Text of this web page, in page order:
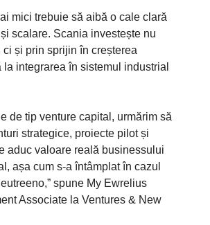
mici trebuie să aibă o cale clară
scalare. Scania investește nu
ci și prin sprijin în creșterea
la integrarea în sistemul industrial
de tip venture capital, urmărim să
strategice, proiecte pilot și
aduc valoare reală businessului
așa cum s-a întâmplat în cazul
spune My Ewrelius
Associate la Ventures & New